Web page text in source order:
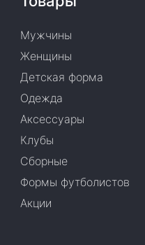
Мужчины
Женщины
Детская форма
Одежда
Аксессуары
Клубы
Сборные
Формы футболистов
Акции